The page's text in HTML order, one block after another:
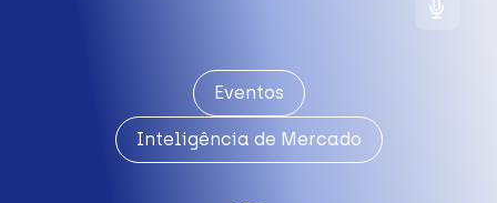
Eventos
Inteligência de Mercado